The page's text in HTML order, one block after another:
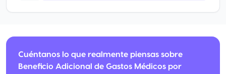
Cuéntanos lo que realmente piensas sobre
Beneficio Adicional de Gastos Médicos por